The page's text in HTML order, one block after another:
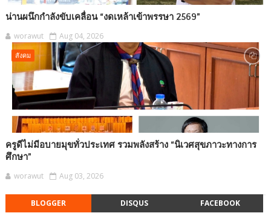
น่านผนึกกำลังขับเคลื่อน “งดเหล้าเข้าพรรษา 2569”
worawut Aug 04, 2026
สังคม
ครูดีไม่มีอบายมุขทั่วประเทศ รวมพลังสร้าง “นิเวศสุขภาวะทางการ
ศึกษา”
worawut Aug 03, 2026
BLOGGER DISQUS FACEBOOK